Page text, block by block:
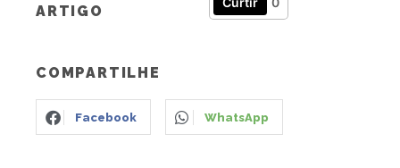
ARTIGO
COMPARTILHE
Facebook WhatsApp